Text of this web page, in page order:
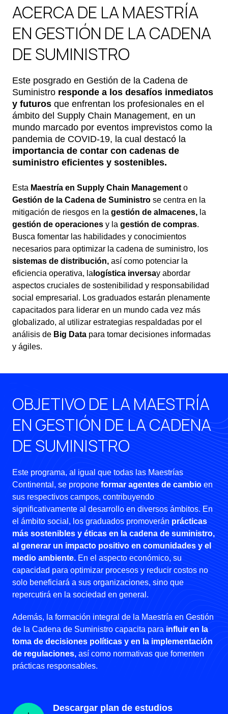
ACERCA DE LA MAESTRÍA
EN GESTIÓN DE LA CADENA
DE SUMINISTRO
Este posgrado en Gestión de la Cadena de
Suministro responde a los desafíos inmediatos
y futuros que enfrentan los profesionales en el
ámbito del Supply Chain Management, en un
mundo marcado por eventos imprevistos como la
pandemia de COVID-19, la cual destacó la
importancia de contar con cadenas de
suministro eficientes y sostenibles.
Esta Maestría en Supply Chain Management o
Gestión de la Cadena de Suministro se centra en la
mitigación de riesgos en la gestión de almacenes, la
gestión de operaciones y la gestión de compras.
Busca fomentar las habilidades y conocimientos
necesarios para optimizar la cadena de suministro, los
sistemas de distribución, así como potenciar la
eficiencia operativa, la logística inversay abordar
aspectos cruciales de sostenibilidad y responsabilidad
social empresarial. Los graduados estarán plenamente
capacitados para liderar en un mundo cada vez más
globalizado, al utilizar estrategias respaldadas por el
análisis de Big Data para tomar decisiones informadas
y ágiles.
OBJETIVO DE LA MAESTRÍA
EN GESTIÓN DE LA CADENA
DE SUMINISTRO
Este programa, al igual que todas las Maestrías
Continental, se propone formar agentes de cambioen
sus respectivos campos, contribuyendo
significativamente al desarrollo en diversos ámbitos. En
el ámbito social, los graduados promoveránprácticas
más sostenibles y éticas en la cadena de suministro,
al generar un impacto positivo en comunidades y el
medio ambiente. En el aspecto económico, su
capacidad para optimizar procesos y reducir costos no
solo beneficiará a sus organizaciones, sino que
repercutirá en la sociedad en general.
Además, la formación integral de la Maestría en Gestión
de la Cadena de Suministro capacita para influir en la
toma de decisiones políticas y en la implementación
de regulaciones, así como normativas que fomenten
prácticas responsables.
Descargar plan de estudios